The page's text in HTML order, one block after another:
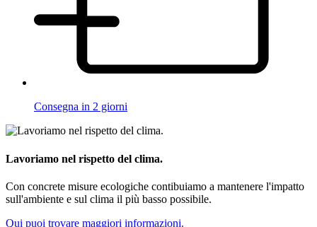
Consegna in 2 giorni
Lavoriamo nel rispetto del clima.
Con concrete misure ecologiche contibuiamo a mantenere l'impatto
sull'ambiente e sul clima il più basso possibile.
Qui puoi trovare maggiori informazioni.